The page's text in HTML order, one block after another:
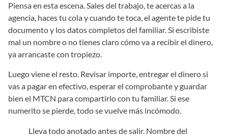
Piensa en esta escena. Sales del trabajo, te acercas a la
agencia, haces tu cola y cuando te toca, el agente te pide tu
documento y los datos completos del familiar. Si escribiste
mal un nombre o no tienes claro cómo va a recibir el dinero,
ya arrancaste con tropiezo.
Luego viene el resto. Revisar importe, entregar el dinero si
vas a pagar en efectivo, esperar el comprobante y guardar
bien el MTCN para compartirlo con tu familiar. Si ese
numerito se pierde, todo se vuelve más incómodo.
Lleva todo anotado antes de salir. Nombre del